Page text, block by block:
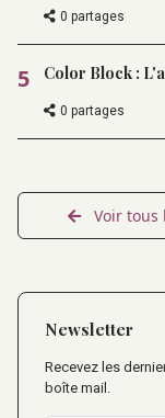
0 partages
5 Color Block :
0 partages
Voir tous
Newsletter
Recevez les
boîte mail.